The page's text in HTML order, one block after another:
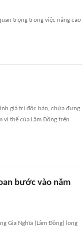
trọng trong việc nâng cao
giá trị độc bản, chứa đựng
vị thế của Lâm Đồng trên
bước vào năm
Gia Nghĩa (Lâm Đồng) long